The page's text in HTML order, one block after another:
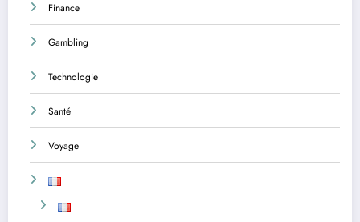
Finance
Gambling
Technologie
Santé
Voyage